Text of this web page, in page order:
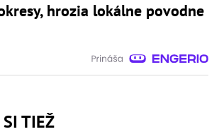
hrozia lokálne povodne
SI TIEŽ